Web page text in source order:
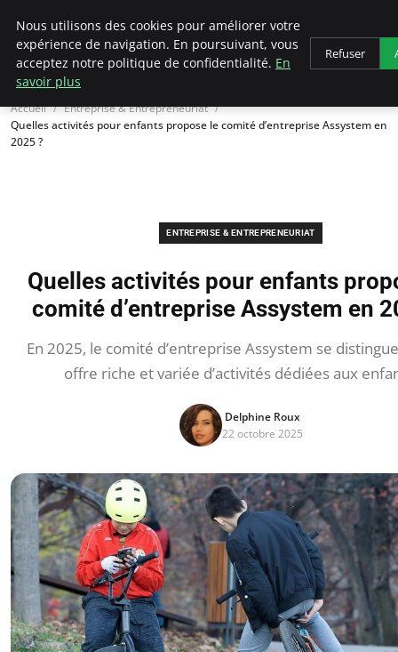
LECFCM
Accueil
Entreprise & Entrepreneuriat
Quelles activités pour enfants propose le comité d’entreprise Assystem en
2025 ?
ENTREPRISE & ENTREPRENEURIAT
Quelles activités pour enfants
comité d’entreprise Assystem en
En 2025, le comité d’entreprise Assystem se
offre riche et variée d’activités dédiées aux
Delphine Roux
22 octobre 2025
Nous utilisons des cookies pour améliorer votre
expérience de navigation. En poursuivant, vous
acceptez notre politique de confidentialité. En
savoir plus
Refuser